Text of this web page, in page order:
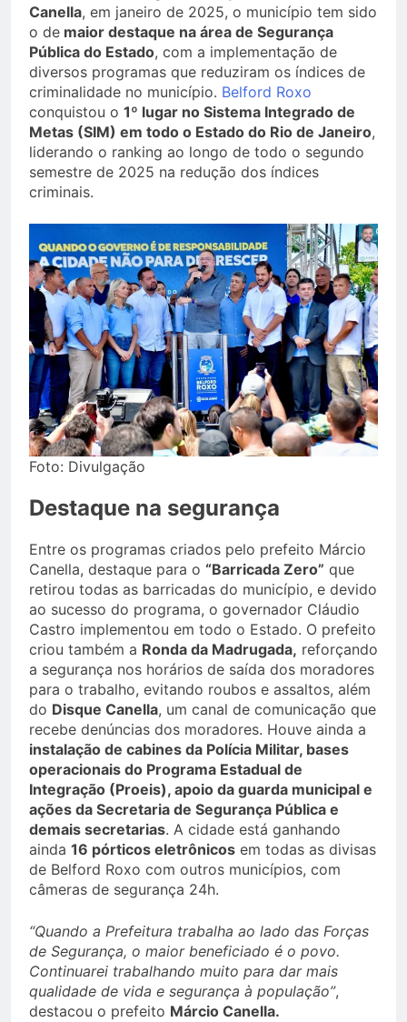
Canella, em janeiro de 2025, o município tem sido
o de maior destaque na área de Segurança
Pública do Estado, com a implementação de
diversos programas que reduziram os índices de
criminalidade no município. Belford Roxo
conquistou o 1º lugar no Sistema Integrado de
Metas (SIM) em todo o Estado do Rio de Janeiro,
liderando o ranking ao longo de todo o segundo
semestre de 2025 na redução dos índices
criminais.
Foto: Divulgação
Destaque na segurança
Entre os programas criados pelo prefeito Márcio
Canella, destaque para o “Barricada Zero” que
retirou todas as barricadas do município, e devido
ao sucesso do programa, o governador Cláudio
Castro implementou em todo o Estado. O prefeito
criou também a Ronda da Madrugada, reforçando
a segurança nos horários de saída dos moradores
para o trabalho, evitando roubos e assaltos, além
do Disque Canella, um canal de comunicação que
recebe denúncias dos moradores. Houve ainda a
instalação de cabines da Polícia Militar, bases
operacionais do Programa Estadual de
Integração (Proeis), apoio da guarda municipal e
ações da Secretaria de Segurança Pública e
demais secretarias. A cidade está ganhando
ainda 16 pórticos eletrônicos em todas as divisas
de Belford Roxo com outros municípios, com
câmeras de segurança 24h.
“Quando a Prefeitura trabalha ao lado das Forças
de Segurança, o maior beneficiado é o povo.
Continuarei trabalhando muito para dar mais
qualidade de vida e segurança à população”,
destacou o prefeito Márcio Canella.